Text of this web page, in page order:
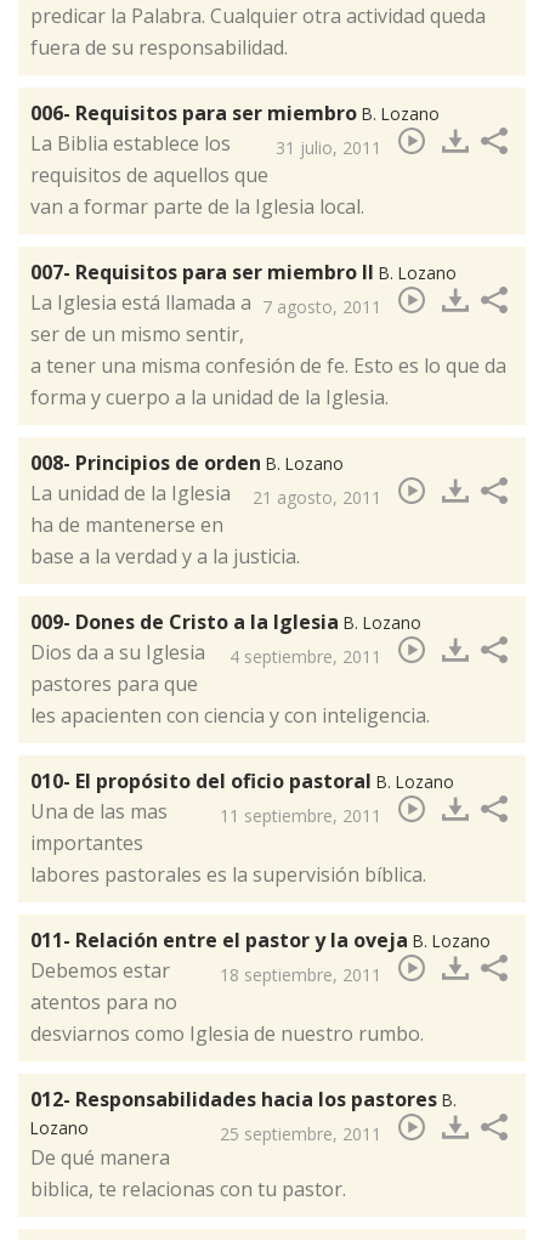
predicar la Palabra. Cualquier otra actividad queda
fuera de su responsabilidad.
006- Requisitos para ser miembro B. Lozano
31 julio, 2011
La Biblia establece los
requisitos de aquellos que
van a formar parte de la Iglesia local.
007- Requisitos para ser miembro II B. Lozano
7 agosto, 2011
La Iglesia está llamada a
ser de un mismo sentir,
a tener una misma confesión de fe. Esto es lo que da
forma y cuerpo a la unidad de la Iglesia.
008- Principios de orden B. Lozano
21 agosto, 2011
La unidad de la Iglesia
ha de mantenerse en
base a la verdad y a la justicia.
009- Dones de Cristo a la Iglesia B. Lozano
4 septiembre, 2011
Dios da a su Iglesia
pastores para que
les apacienten con ciencia y con inteligencia.
010- El propósito del oficio pastoral B. Lozano
11 septiembre, 2011
Una de las mas
importantes
labores pastorales es la supervisión bíblica.
011- Relación entre el pastor y la oveja B. Lozano
18 septiembre, 2011
Debemos estar
atentos para no
desviarnos como Iglesia de nuestro rumbo.
012- Responsabilidades hacia los pastores B.
Lozano
25 septiembre, 2011
De qué manera
biblica, te relacionas con tu pastor.